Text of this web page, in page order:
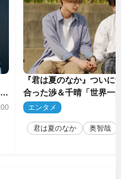
『君は夏のなか』ついに
合った渉＆千晴「世界一
ーン」「めっちゃキュン
エンタメ
君は夏のなか 奥智哉